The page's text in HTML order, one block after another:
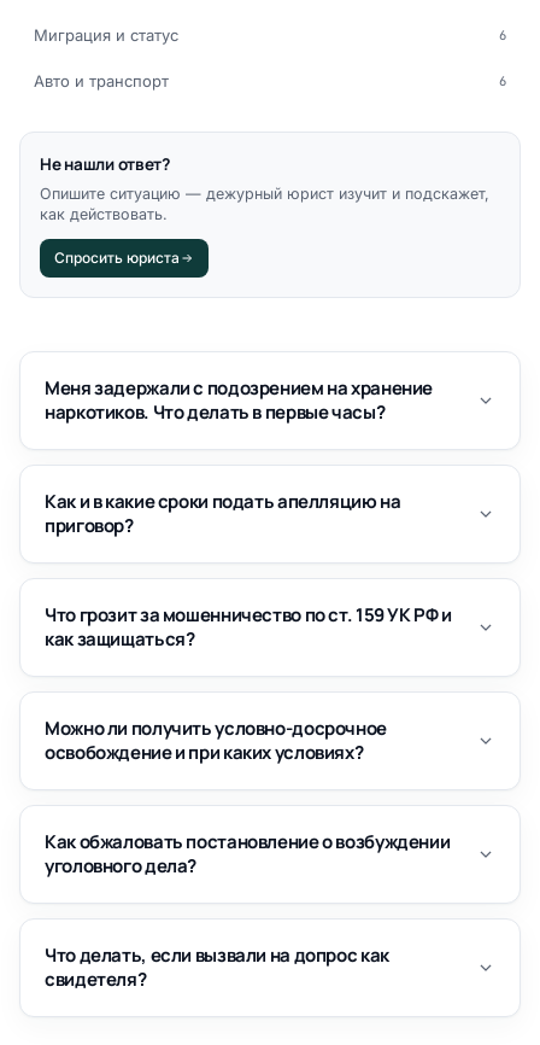
Миграция и статус 6
Авто и транспорт 6
Не нашли ответ?
Опишите ситуацию — дежурный юрист изучит и подскажет,
как действовать.
Спросить юриста
Меня задержали с подозрением на хранение
наркотиков. Что делать в первые часы?
Как и в какие сроки подать апелляцию на
приговор?
Что грозит за мошенничество по ст. 159 УК РФ и
как защищаться?
Можно ли получить условно-досрочное
освобождение и при каких условиях?
Как обжаловать постановление о возбуждении
уголовного дела?
Что делать, если вызвали на допрос как
свидетеля?